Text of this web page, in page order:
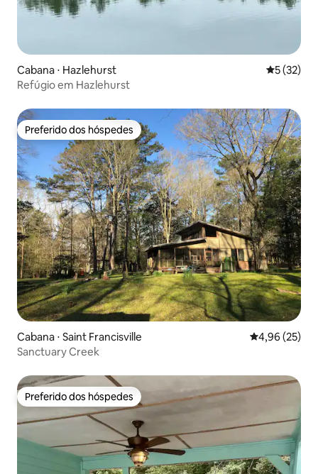
Cabana ⋅ Hazlehurst 5 de uma
5 (32)
Refúgio em Hazlehurst
Preferido dos hóspedes
Preferido dos hóspedes
Cabana ⋅ Saint Francisville 4,96 de uma
4,96 (25)
Sanctuary Creek
Preferido dos hóspedes
Preferido dos hóspedes